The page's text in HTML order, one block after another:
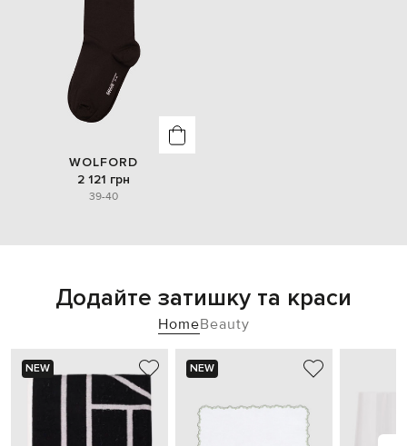
WOLFORD
2 121 грн
39-40
Додайте затишку та краси
HomeBeauty
NEW NEW